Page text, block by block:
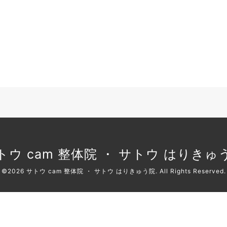
ウ cam 整体院 ・ サトウ はりきゅ
©2026 サトウ cam 整体院 ・ サトウ はりきゅう院. All Rights Reserved.